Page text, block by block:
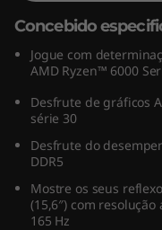
1
5
A
Concebido
Jogue com
AMD Ryzen™ 6000
Desfrute de gráficos
série 30
Desfrute do
DDR5
Mostre os seus
(15,6″) com
165 Hz